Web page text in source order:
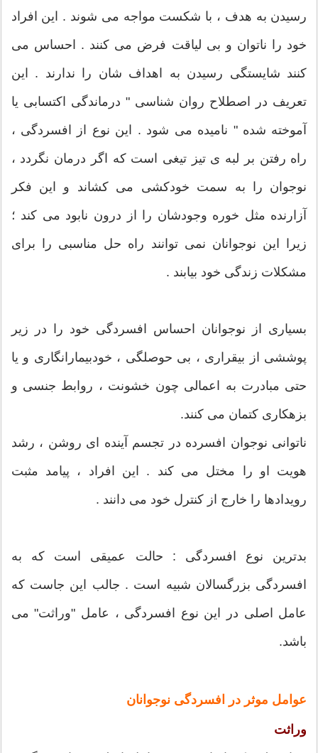
رسیدن به هدف ، با شکست مواجه می شوند . این افراد
خود را ناتوان و بی لیاقت فرض می کنند . احساس می
کنند شایستگی رسیدن به اهداف شان را ندارند . این
تعریف در اصطلاح روان شناسی " درماندگی اکتسابی یا
آموخته شده " نامیده می شود . این نوع از افسردگی ،
راه رفتن بر لبه ی تیز تیغی است که اگر درمان نگردد ،
نوجوان را به سمت خودکشی می کشاند و این فکر
آزارنده مثل خوره وجودشان را از درون نابود می کند ؛
زیرا این نوجوانان نمی توانند راه حل مناسبی را برای
مشکلات زندگی خود بیابند .
بسیاری از نوجوانان احساس افسردگی خود را در زیر
پوششی از بیقراری ، بی حوصلگی ، خودبیمارانگاری و یا
حتی مبادرت به اعمالی چون خشونت ، روابط جنسی و
بزهکاری کتمان می کنند.
ناتوانی نوجوان افسرده در تجسم آینده ای روشن ، رشد
هویت او را مختل می کند . این افراد ، پیامد مثبت
رویدادها را خارج از کنترل خود می دانند .
بدترین نوع افسردگی : حالت عمیقی است که به
افسردگی بزرگسالان شبیه است . جالب این جاست که
عامل اصلی در این نوع افسردگی ، عامل "وراثت" می
باشد.
عوامل موثر در افسردگی نوجوانان
وراثت